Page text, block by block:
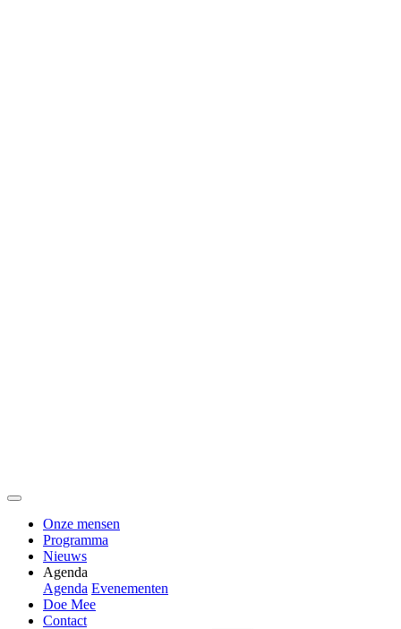
Onze mensen
Programma
Nieuws
Agenda
Agenda Evenementen
Doe Mee
Contact